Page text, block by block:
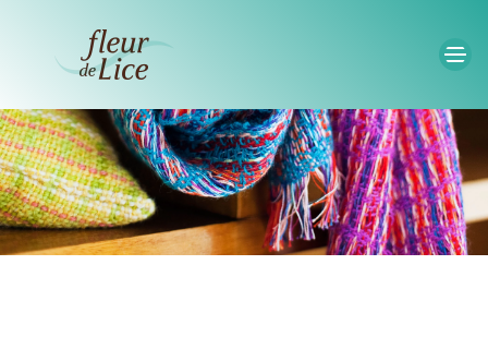
Accéder au contenu principal